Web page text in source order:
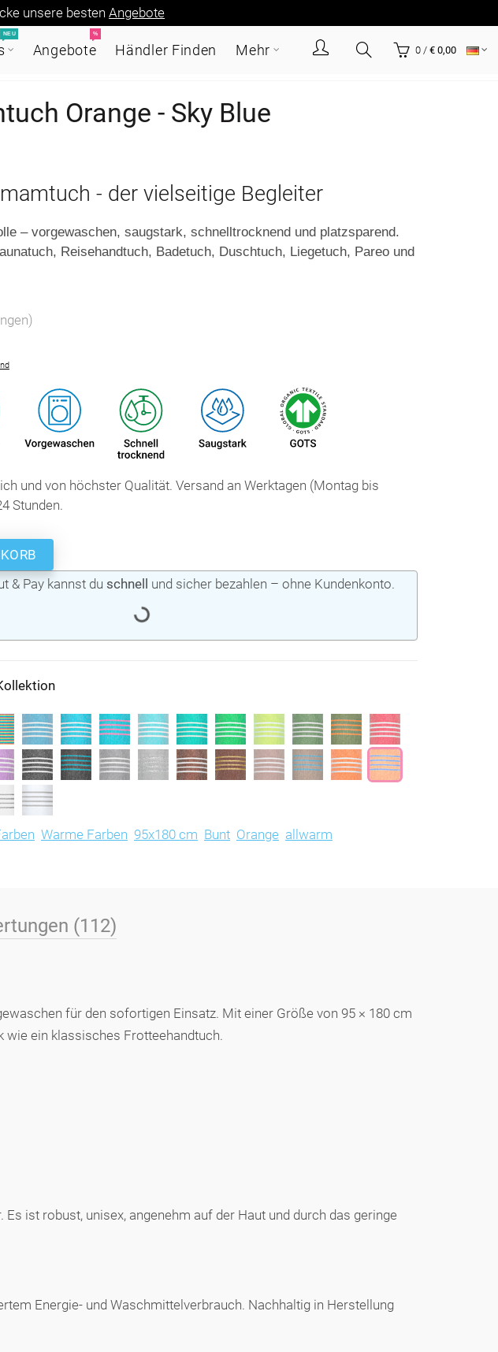
unsere bestenAngebote
NEU
Angebote
%
Händler Finden Mehr 0 / € 0,00
Orange - Sky Blue
- der vielseitige Begleiter
– vorgewaschen, saugstark, schnelltrocknend und platzsparend.
Reisehandtuch, Badetuch, Duschtuch, Liegetuch, Pareo und
)
und von höchster Qualität. Versand an Werktagen (Montag bis
Stunden.
& Pay kannst du schnell und sicher bezahlen – ohne Kundenkonto.
Warme Farben 95x180 cm Bunt Orange allwarm
(112)
für den sofortigen Einsatz. Mit einer Größe von 95 × 180 cm
wie ein klassisches Frotteehandtuch.
ist robust, unisex, angenehm auf der Haut und durch das geringe
Energie- und Waschmittelverbrauch. Nachhaltig in Herstellung